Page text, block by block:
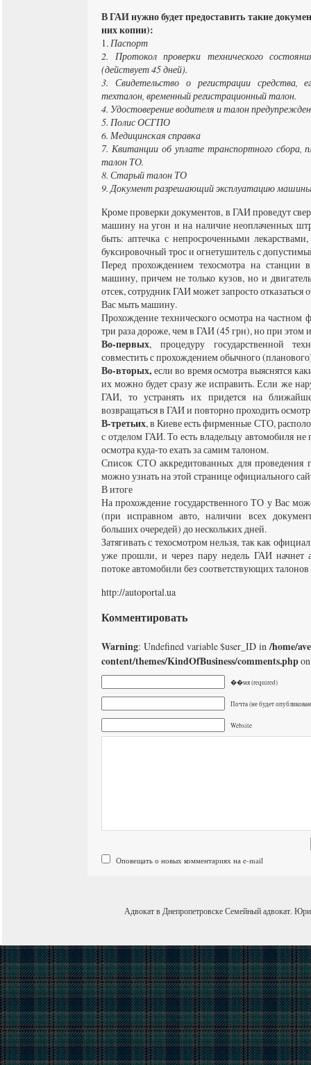
В ГАИ нужно будет предоставить такие
них копии):
1.Паспорт
2. Протокол проверки технического
(действует 45 дней).
3. Свидетельство о регистрации средства,
техталон, временный регистрационный талон.
4. Удостоверение водителя и талон
5. Полис ОСГПО
6. Медицинская справка
7. Квитанции об уплате транспортного сбора,
талон ТО.
8. Старый талон ТО
9. Документ разрешающий эксплуатацию
Кроме проверки документов, в ГАИ проведут
машину на угон и на наличие неоплаченных
быть: аптечка с непросроченными
буксировочный трос и огнетушитель с
Перед прохождением техосмотра на станции
машину, причем не только кузов, но и
отсек, сотрудник ГАИ может запросто отказаться
Вас мыть машину.
Прохождение технического осмотра на
три раза дороже, чем в ГАИ (45 грн), но при этом
Во-первых, процедуру государственной
совместить с прохождением обычного
Во-вторых, если во время осмотра выяснятся
их можно будет сразу же исправить. Если же
ГАИ, то устранять их придется на
возвращаться в ГАИ и повторно проходить
В-третьих, в Киеве есть фирменные СТО,
с отделом ГАИ. То есть владельцу автомобиля не
осмотра куда-то ехать за самим талоном.
Список СТО аккредитованных для проведения
можно узнать на этой странице официального
В итоге
На прохождение государственного ТО у Вас
(при исправном авто, наличии всех
больших очередей) до нескольких дней.
Затягивать с техосмотром нельзя, так как
уже прошли, и через пару недель ГАИ начнет
потоке автомобили без соответствующих
http://autoportal.ua
Комментировать
Warning: Undefined variable $user_ID in/home/
content/themes/KindOfBusiness/comments.php
��мя (required)
Почта (не будет
Website
Оповещать о новых комментариях на e-mail
Адвокат в ДнепропетровскеСемейный адвокат.